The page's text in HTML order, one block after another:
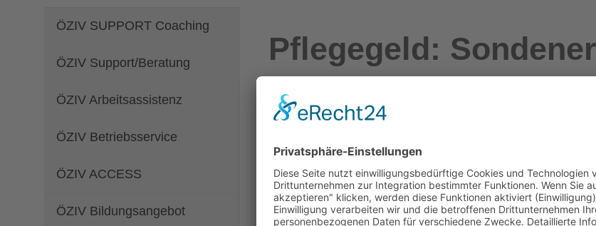
ÖZIV SUPPORT Coaching
ÖZIV Support/Beratung
ÖZIV Arbeitsassistenz
ÖZIV Betriebsservice
ÖZIV ACCESS
ÖZIV Bildungsangebot
Pflegegeld:
Gesetzliche Grundlagen
Bundespflegegeldgesetz (BPGG)
Einstufungsverordnung zum BPGG — EinstV, § 1
Zuordnung der Sondenernährung zur Pflege
Die Tätigkeit der Durchführung von „Sondenernährung